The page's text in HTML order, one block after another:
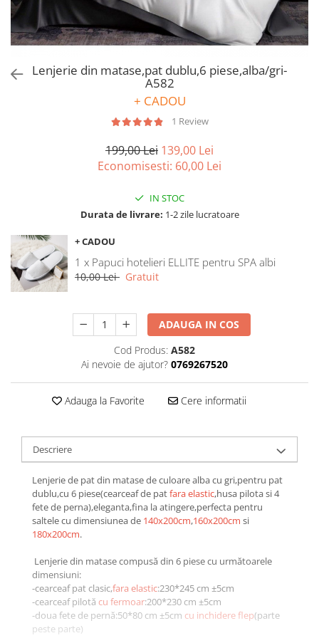
Bumbac satinat
Bumbac policoton
Compatibile cu saltea
90x200cm
100x200cm
Tipul cearceafului de pat
Cu elastic
Normal - fara elastic
Culoarea
Alba
Mov
Bej
Verde
Imprimeu
Cu flori
Uni (1-2 culori)
Cu dungi
Cu inimioare
Cu pisici
Cu Animal Print
Cu ursuleti
Lenjerie din matase,pat dublu,6 piese,alba/gri-
A582
+ CADOU
1 Review
199,00 Lei 139,00 Lei
Economisesti: 60,00 Lei
IN STOC
Durata de livrare: 1-2 zile lucratoare
+ CADOU
1 x Papuci hotelieri ELLITE pentru SPA albi
10,00 Lei Gratuit
ADAUGA IN COS
Cod Produs: A582
Ai nevoie de ajutor? 0769267520
Adauga la Favorite Cere informatii
Descriere
Lenjerie de pat din matase de culoare alba cu gri,pentru pat
dublu,cu 6 piese(cearceaf de patfara elastic,husa pilota si 4
fete de perna),eleganta,fina la atingere,perfecta pentru
saltele cu dimensiunea de 140x200cm,160x200cm si
180x200cm.
Lenjerie din matase compusă din 6 piese cu următoarele
dimensiuni:
-cearceaf pat clasic,fara elastic:230*245 cm ±5cm
-cearceaf pilotă cu fermoar:200*230 cm ±5cm
-doua fete de pernă:50*80 cm ±5cm cu inchidere flep(parte
peste parte)